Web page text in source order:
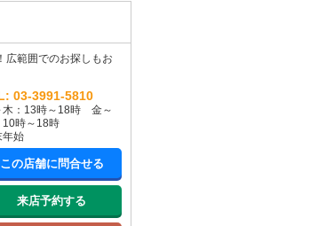
広範囲でのお探しもお
03-3991-5810
木：13時～18時 金～
10時～18時
年始
この店舗に問合せる
来店予約する